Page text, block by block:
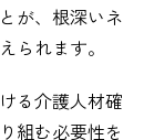
が、根深いネ
られます。
る介護人材確
組む必要性を